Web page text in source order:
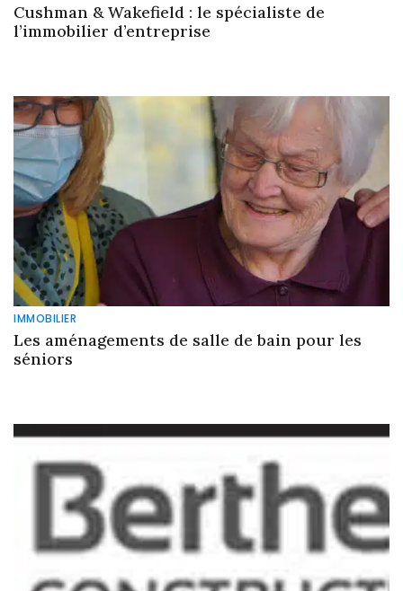
Cushman & Wakefield : le spécialiste de
l’immobilier d’entreprise
IMMOBILIER
Les aménagements de salle de bain pour les
séniors